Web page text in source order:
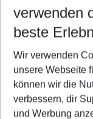
Wähle deinen
2 Erwachsene
verwenden
beste
Wir verwenden
unsere Webseite
können wir die
verbessern, dir
und Werbung